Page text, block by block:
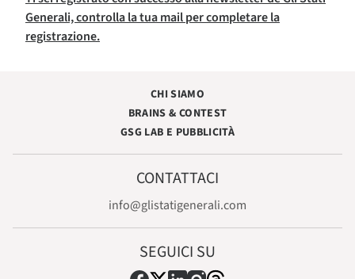
Generali, controlla la tua mail per completare la
registrazione.
CHI SIAMO
BRAINS & CONTEST
GSG LAB E PUBBLICITÀ
CONTATTACI
info@glistatigenerali.com
SEGUICI SU